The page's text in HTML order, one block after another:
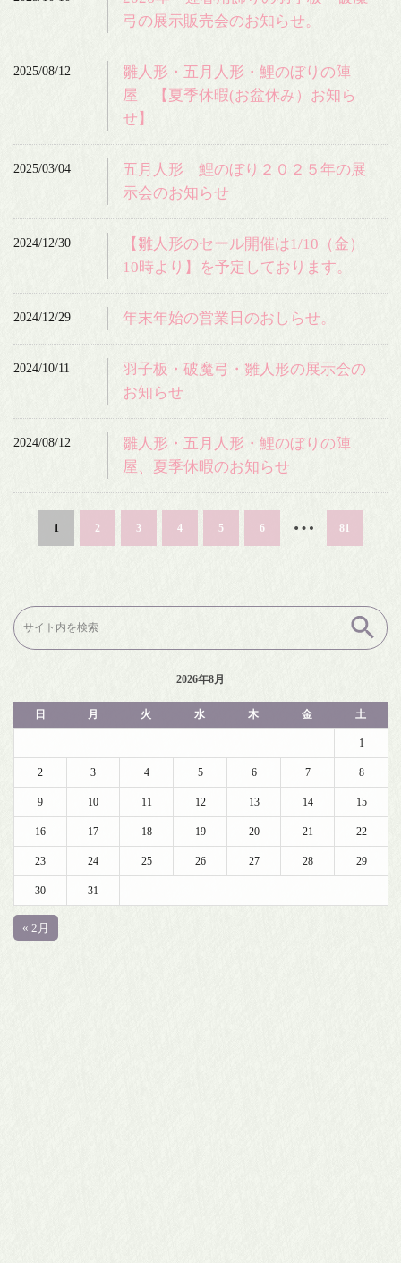
弓の展示販売会のお知らせ。
2025/08/12
雛人形・五月人形・鯉のぼりの陣
屋 【夏季休暇(お盆休み）お知ら
せ】
2025/03/04
五月人形 鯉のぼり２０２５年の展
示会のお知らせ
2024/12/30
【雛人形のセール開催は1/10（金）
10時より】を予定しております。
2024/12/29 年末年始の営業日のおしらせ。
2024/10/11
羽子板・破魔弓・雛人形の展示会の
お知らせ
2024/08/12
雛人形・五月人形・鯉のぼりの陣
屋、夏季休暇のお知らせ
1 2 3 4 5 6 … 81
検
索:
2026年8月
日 月 火 水 木 金 土
1
2 3 4 5 6 7 8
9 10 11 12 13 14 15
16 17 18 19 20 21 22
23 24 25 26 27 28 29
30 31
« 2月